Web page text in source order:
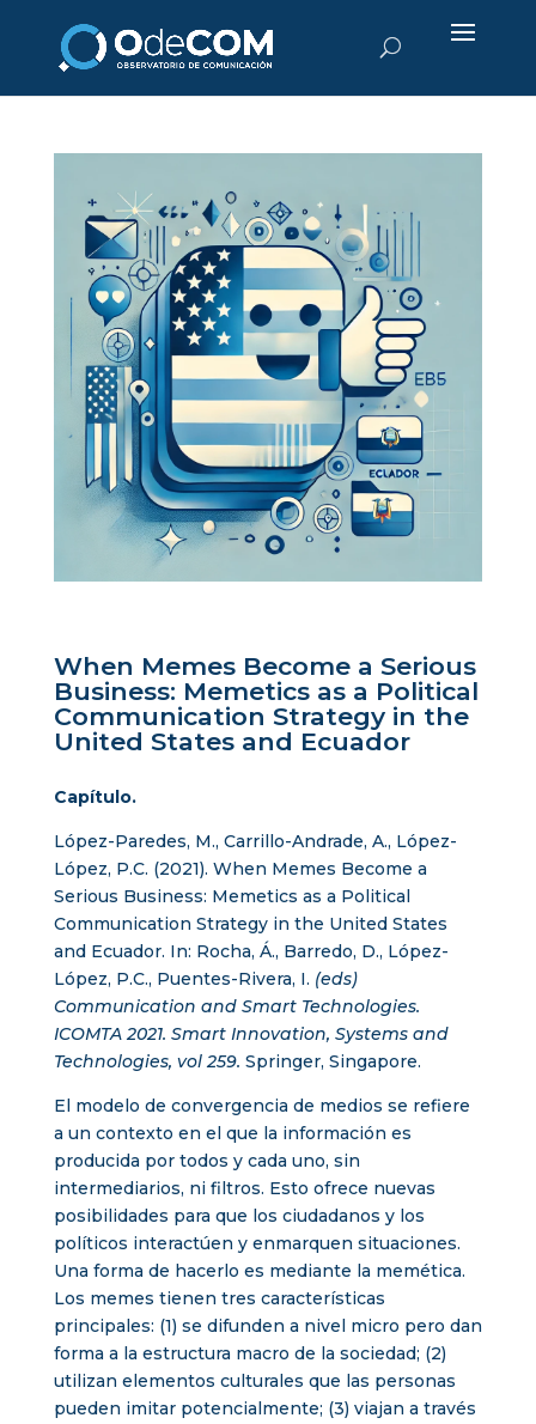
When Memes Become a Serious
Business: Memetics as a Political
Communication Strategy in the
United States and Ecuador
Capítulo.
López-Paredes, M., Carrillo-Andrade, A., López-
López, P.C. (2021). When Memes Become a
Serious Business: Memetics as a Political
Communication Strategy in the United States
and Ecuador. In: Rocha, Á., Barredo, D., López-
López, P.C., Puentes-Rivera, I. (eds)
Communication and Smart Technologies.
ICOMTA 2021. Smart Innovation, Systems and
Technologies, vol 259. Springer, Singapore.
El modelo de convergencia de medios se refiere
a un contexto en el que la información es
producida por todos y cada uno, sin
intermediarios, ni filtros. Esto ofrece nuevas
posibilidades para que los ciudadanos y los
políticos interactúen y enmarquen situaciones.
Una forma de hacerlo es mediante la memética.
Los memes tienen tres características
principales: (1) se difunden a nivel micro pero dan
forma a la estructura macro de la sociedad; (2)
utilizan elementos culturales que las personas
pueden imitar potencialmente; (3) viajan a través